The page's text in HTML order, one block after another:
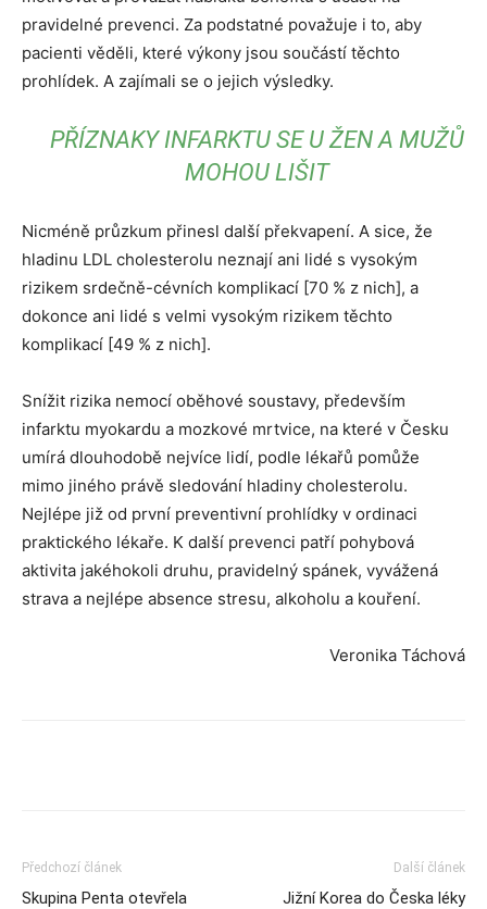
pravidelné prevenci. Za podstatné považuje i to, aby
pacienti věděli, které výkony jsou součástí těchto
prohlídek. A zajímali se o jejich výsledky.
PŘÍZNAKY INFARKTU SE U ŽEN A MUŽŮ
MOHOU LIŠIT
Nicméně průzkum přinesl další překvapení. A sice, že
hladinu LDL cholesterolu neznají ani lidé s vysokým
rizikem srdečně-cévních komplikací [70 % z nich], a
dokonce ani lidé s velmi vysokým rizikem těchto
komplikací [49 % z nich].
Snížit rizika nemocí oběhové soustavy, především
infarktu myokardu a mozkové mrtvice, na které v Česku
umírá dlouhodobě nejvíce lidí, podle lékařů pomůže
mimo jiného právě sledování hladiny cholesterolu.
Nejlépe již od první preventivní prohlídky v ordinaci
praktického lékaře. K další prevenci patří pohybová
aktivita jakéhokoli druhu, pravidelný spánek, vyvážená
strava a nejlépe absence stresu, alkoholu a kouření.
Veronika Táchová
Předchozí článek
Skupina Penta otevřela
Další článek
Jižní Korea do Česka léky